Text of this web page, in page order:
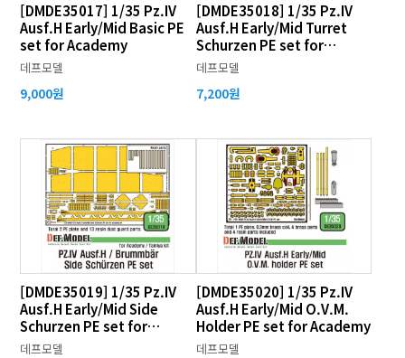
[DMDE35017] 1/35 Pz.IV
Ausf.H Early/Mid Basic PE
set for Academy
데프모델
9,000원
[DMDE35018] 1/35 Pz.IV
Ausf.H Early/Mid Turret
Schurzen PE set for
Academy
데프모델
7,200원
[DMDE35019] 1/35 Pz.IV
Ausf.H Early/Mid Side
Schurzen PE set for
Academy
데프모델
[DMDE35020] 1/35 Pz.IV
Ausf.H Early/Mid O.V.M.
Holder PE set for Academy
데프모델